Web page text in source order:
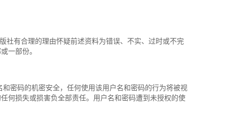
有合理的理由怀疑前述资料为错误、不实、过时或不完
一部份。
密码的机密安全，任何使用该用户名和密码的行为将被视
何损失或损害负全部责任。用户名和密码遭到未授权的使